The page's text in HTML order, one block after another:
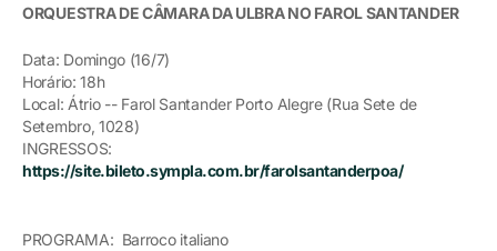
ORQUESTRA DE CÂMARA DA ULBRA NO FAROL SANTANDER
Data: Domingo (16/7)
Horário: 18h
Local: Átrio -- Farol Santander Porto Alegre (Rua Sete de
Setembro, 1028)
INGRESSOS:
https://site.bileto.sympla.com.br/farolsantanderpoa/
PROGRAMA: Barroco italiano